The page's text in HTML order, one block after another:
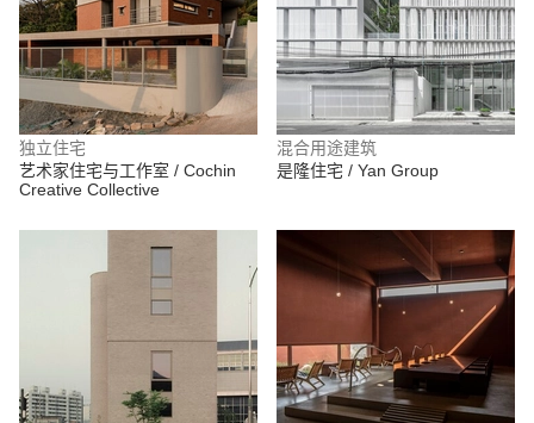
独立住宅
艺术家住宅与工作室 / Cochin
Creative Collective
混合用途建筑
是隆住宅 / Yan Group